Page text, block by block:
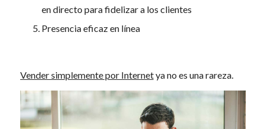
en directo para fidelizar a los clientes
Presencia eficaz en línea
Vender simplemente por Internetya no es una rareza.